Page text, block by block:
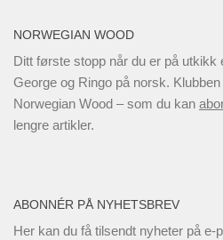
NORWEGIAN WOOD
Ditt første stopp når du er på utkikk
George og Ringo på norsk.
Norwegian Wood – som du kan
lengre artikler.
ABONNÉR PÅ NYHETSBREV
Her kan du få tilsendt nyheter på e-